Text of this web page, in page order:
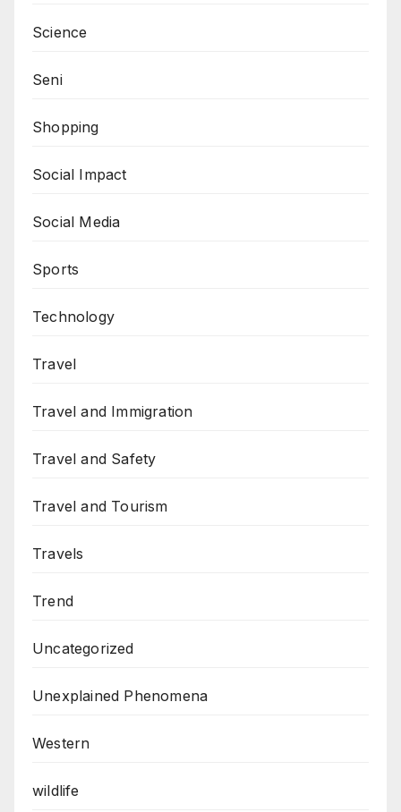
Science
Seni
Shopping
Social Impact
Social Media
Sports
Technology
Travel
Travel and Immigration
Travel and Safety
Travel and Tourism
Travels
Trend
Uncategorized
Unexplained Phenomena
Western
wildlife